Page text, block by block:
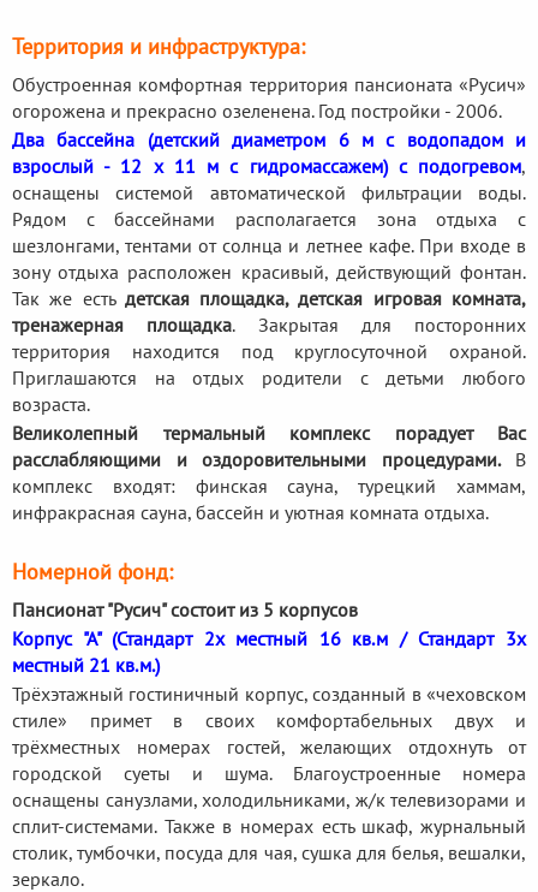
Территория и инфраструктура:
Обустроенная комфортная территория пансионата «Русич»
огорожена и прекрасно озеленена. Год постройки - 2006.
Два бассейна (детский диаметром 6 м с водопадом и
взрослый - 12 х 11 м с гидромассажем) с подогревом,
оснащены системой автоматической фильтрации воды.
Рядом с бассейнами располагается зона отдыха с
шезлонгами, тентами от солнца и летнее кафе. При входе в
зону отдыха расположен красивый, действующий фонтан.
Так же есть детская площадка, детская игровая комната,
тренажерная площадка. Закрытая для посторонних
территория находится под круглосуточной охраной.
Приглашаются на отдых родители с детьми любого
возраста.
Великолепный термальный комплекс порадует Вас
расслабляющими и оздоровительными процедурами.В
комплекс входят: финская сауна, турецкий хаммам,
инфракрасная сауна, бассейн и уютная комната отдыха.
Номерной фонд:
Пансионат "Русич" состоит из 5 корпусов
Корпус "А" (Стандарт 2х местный 16 кв.м / Стандарт 3х
местный 21 кв.м.)
Трёхэтажный гостиничный корпус, созданный в «чеховском
стиле» примет в своих комфортабельных двух и
трёхместных номерах гостей, желающих отдохнуть от
городской суеты и шума. Благоустроенные номера
оснащены санузлами, холодильниками, ж/к телевизорами и
сплит-системами. Также в номерах есть шкаф, журнальный
столик, тумбочки, посуда для чая, сушка для белья, вешалки,
зеркало.